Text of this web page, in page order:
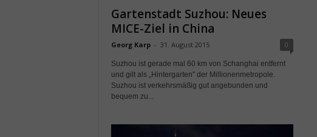
Gartenstadt Suzhou: Neues
MICE-Ziel in China
Georg Karp - 31. August 2015 0
Suzhou ist gerade mal 60 km von Schanghai entfernt
und gilt als „Hintergarten" der Millionenmetropole.
Suzhou ist verkehrsmäßig gut angebunden und
bequem zu...